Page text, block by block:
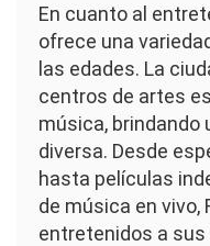
En cuanto al
ofrece una
las edades. La
centros de artes
música, brindando
diversa. Desde
hasta películas
de música en vivo,
entretenidos a